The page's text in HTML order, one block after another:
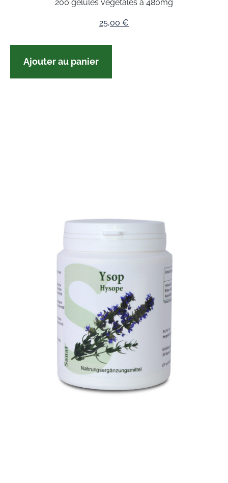
200 gélules végétales à 480mg
25,00 €
Ajouter au panier